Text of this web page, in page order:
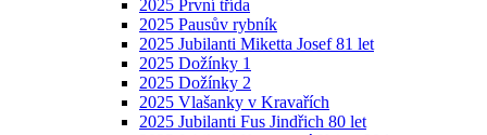
2025 První třída
2025 Pausův rybník
2025 Jubilanti Miketta Josef 81 let
2025 Dožínky 1
2025 Dožínky 2
2025 Vlašanky v Kravařích
2025 Jubilanti Fus Jindřich 80 let